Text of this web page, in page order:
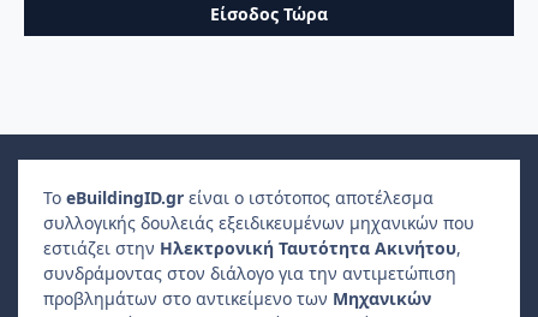
Είσοδος Τώρα
Το eBuildingID.gr είναι ο ιστότοπος αποτέλεσμα
συλλογικής δουλειάς εξειδικευμένων μηχανικών που
εστιάζει στην Ηλεκτρονική Ταυτότητα Ακινήτου,
συνδράμοντας στον διάλογο για την αντιμετώπιση
προβλημάτων στο αντικείμενο των Μηχανικών